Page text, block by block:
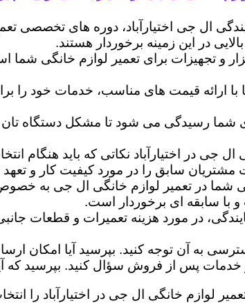
ال جی اختیارآباد، دوره های تخصصی
در این زمینه برخوردار هستند.
و تجهیزات برای تعمیر لوازم خانگی شما
ارائه قیمت های مناسب، خدمات خود را
رسیدگی می شود تا مشکل دستگاه تان
جی در اختیارآباد نکاتی که باید هنگام
مشتریان سابق را در مورد کیفیت کار و
شما در تعمیر لوازم خانگی ال جی به
سابقه ای برخوردار است.
در مورد هزینه تعمیرات و قطعات
به آن توجه کنید. بپرسید آیا امکان
پس از فروش سؤال کنید. بپرسید که آیا
لوازم خانگی ال جی در اختیارآباد را